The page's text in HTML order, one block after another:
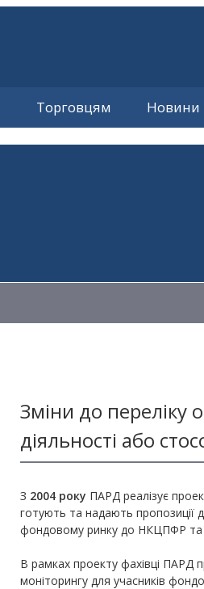
Торговцям Новини
Зміни до переліку
діяльності або
З 2004 року ПАРД реалізує
готують та надають пропозиції
фондовому ринку до НКЦПФР та
В рамках проекту фахівці ПАРД
моніторингу для учасників